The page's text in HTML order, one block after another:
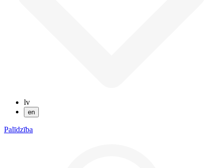
lv
en
Palīdzība